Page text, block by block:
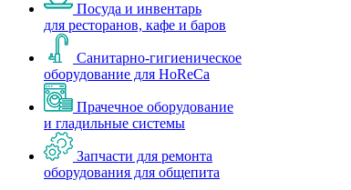
Посуда и инвентарь
для ресторанов, кафе и баров
Санитарно-гигиеническое
оборудование для HoReCa
Прачечное оборудование
и гладильные системы
Запчасти для ремонта
оборудования для общепита